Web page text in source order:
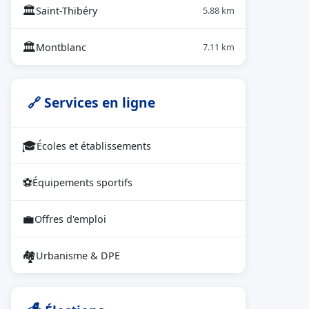
🏛Saint-Thibéry 5.88 km
🏛Montblanc 7.11 km
🔗 Services en ligne
🎓Écoles et établissements
⚽Équipements sportifs
💼Offres d'emploi
🏘Urbanisme & DPE